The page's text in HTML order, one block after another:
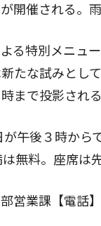
開催される。
る特別メニュ
たな試みとし
まで投影され
午後３時から
無料。座席は
営業課【電話